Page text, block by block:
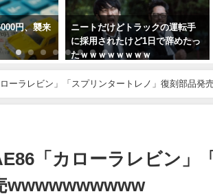
の運転手
で辞めたっ
【悲報】女さん、自動車免許を
持たない男を罵倒ｗ「使えな
い」「デートどうするの？」
「仕事もできなさそう」
2021-01-12
ーラレビン」「スプリンタートレノ」復刻部品発
「カローラレビン」
wwwwwwwwww